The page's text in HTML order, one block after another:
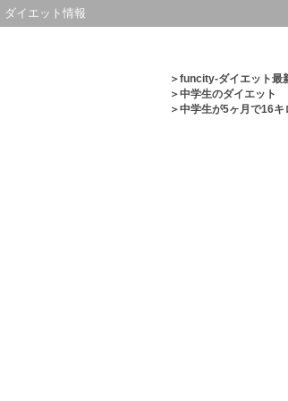
ダイエット情報
＞funcity-ダイエット最
＞中学生のダイエット
＞中学生が5ヶ月で16キ